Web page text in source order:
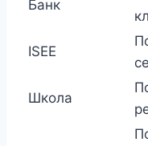
Банк
ISEE
Школа